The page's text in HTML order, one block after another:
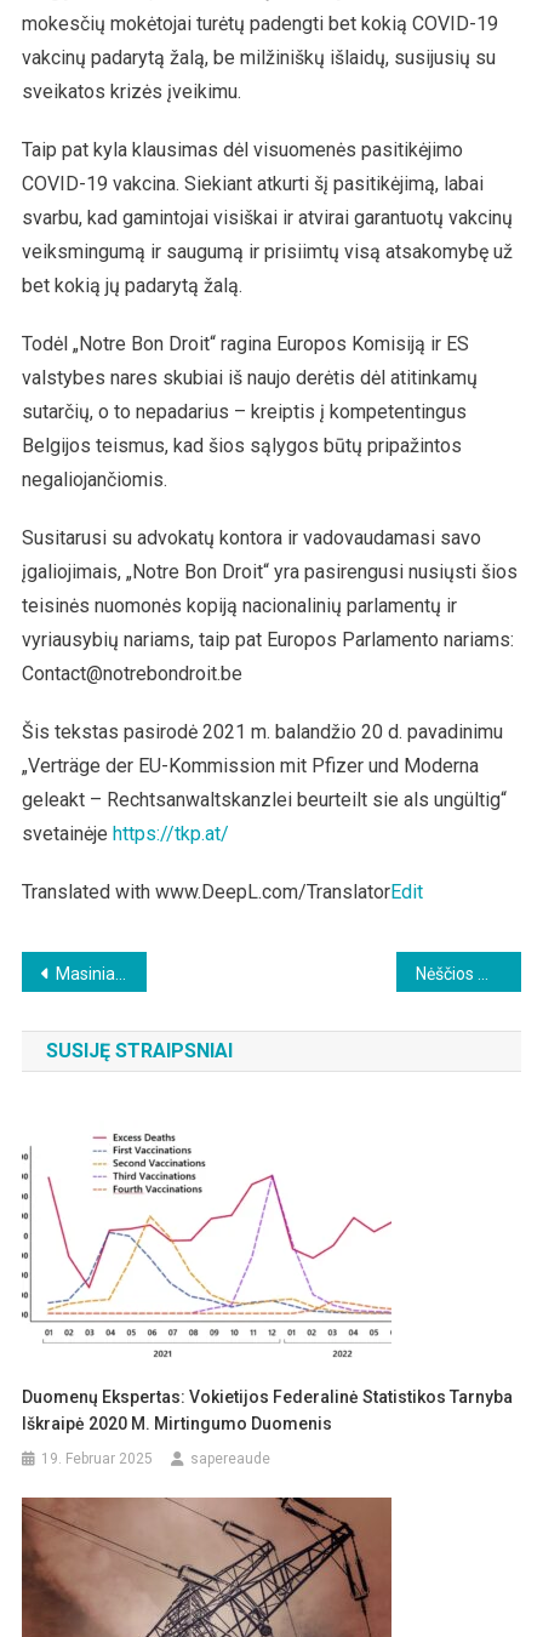
mokesčių mokėtojai turėtų padengti bet kokią COVID-19
vakcinų padarytą žalą, be milžiniškų išlaidų, susijusių su
sveikatos krizės įveikimu.
Taip pat kyla klausimas dėl visuomenės pasitikėjimo
COVID-19 vakcina. Siekiant atkurti šį pasitikėjimą, labai
svarbu, kad gamintojai visiškai ir atvirai garantuotų vakcinų
veiksmingumą ir saugumą ir prisiimtų visą atsakomybę už
bet kokią jų padarytą žalą.
Todėl „Notre Bon Droit“ ragina Europos Komisiją ir ES
valstybes nares skubiai iš naujo derėtis dėl atitinkamų
sutarčių, o to nepadarius – kreiptis į kompetentingus
Belgijos teismus, kad šios sąlygos būtų pripažintos
negaliojančiomis.
Susitarusi su advokatų kontora ir vadovaudamasi savo
įgaliojimais, „Notre Bon Droit“ yra pasirengusi nusiųsti šios
teisinės nuomonės kopiją nacionalinių parlamentų ir
vyriausybių nariams, taip pat Europos Parlamento nariams:
Contact@notrebondroit.be
Šis tekstas pasirodė 2021 m. balandžio 20 d. pavadinimu
„Verträge der EU-Kommission mit Pfizer und Moderna
geleakt – Rechtsanwaltskanzlei beurteilt sie als ungültig“
svetainėje https://tkp.at/
Translated with www.DeepL.com/TranslatorEdit
Beitragsnavigation
Masiniai testai Vienoje duoda klaidingus rezultatus ir žlugdo verslą
SUSIJĘ STRAIPSNIAI
Duomenų Ekspertas: Vokietijos Federalinė Statistikos Tarnyba
Iškraipė 2020 M. Mirtingumo Duomenis
19. Februar 2025 sapereaude